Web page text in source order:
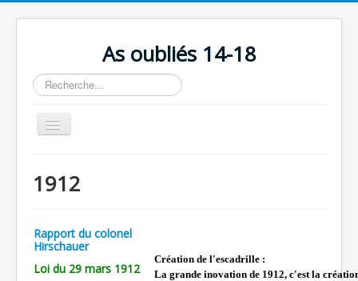
As oubliés 14-18
Rechercher
Basculer
la
Chronologie
Organisation
Avions
1912
Rapport du colonel
Hirschauer
Loi du 29 mars 1912
Création de l'escadrille :
La grande inovation de 1912, c'est la